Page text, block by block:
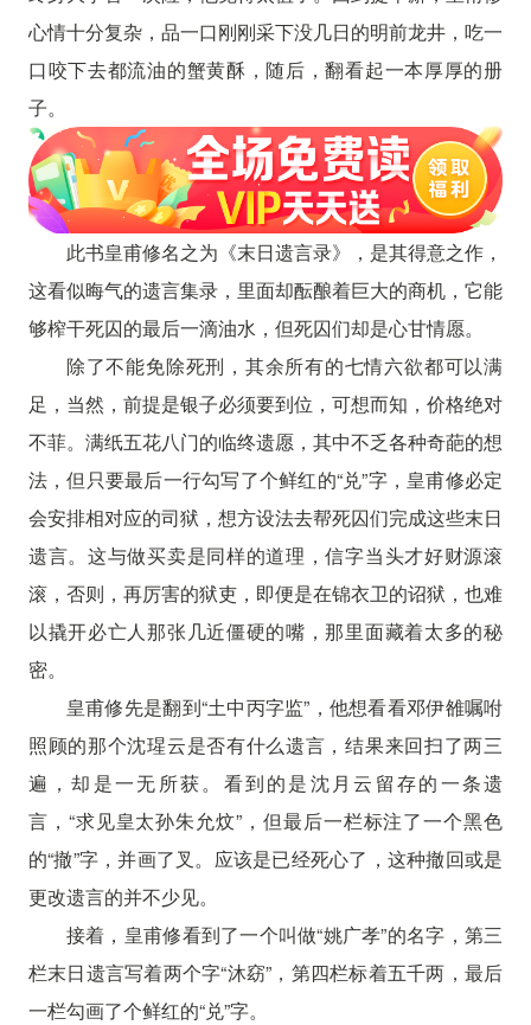
心情十分复杂，品一口刚刚采下没几日的明前龙井，吃一
口咬下去都流油的蟹黄酥，随后，翻看起一本厚厚的册
子。
此书皇甫修名之为《末日遗言录》，是其得意之作，
这看似晦气的遗言集录，里面却酝酿着巨大的商机，它能
够榨干死囚的最后一滴油水，但死囚们却是心甘情愿。
除了不能免除死刑，其余所有的七情六欲都可以满
足，当然，前提是银子必须要到位，可想而知，价格绝对
不菲。满纸五花八门的临终遗愿，其中不乏各种奇葩的想
法，但只要最后一行勾写了个鲜红的“兑”字，皇甫修必定
会安排相对应的司狱，想方设法去帮死囚们完成这些末日
遗言。这与做买卖是同样的道理，信字当头才好财源滚
滚，否则，再厉害的狱吏，即便是在锦衣卫的诏狱，也难
以撬开必亡人那张几近僵硬的嘴，那里面藏着太多的秘
密。
皇甫修先是翻到“土中丙字监”，他想看看邓伊雒嘱咐
照顾的那个沈瑆云是否有什么遗言，结果来回扫了两三
遍，却是一无所获。看到的是沈月云留存的一条遗
言，“求见皇太孙朱允炆”，但最后一栏标注了一个黑色
的“撤”字，并画了叉。应该是已经死心了，这种撤回或是
更改遗言的并不少见。
接着，皇甫修看到了一个叫做“姚广孝”的名字，第三
栏末日遗言写着两个字“沐窈”，第四栏标着五千两，最后
一栏勾画了个鲜红的“兑”字。